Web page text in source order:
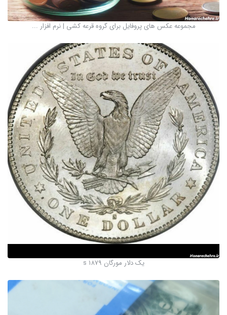
مجموعه عکس های پروفایل برای گروه قرعه کشی | نرم افزار ...
یک دلار مورگان ۱۸۷۹ s